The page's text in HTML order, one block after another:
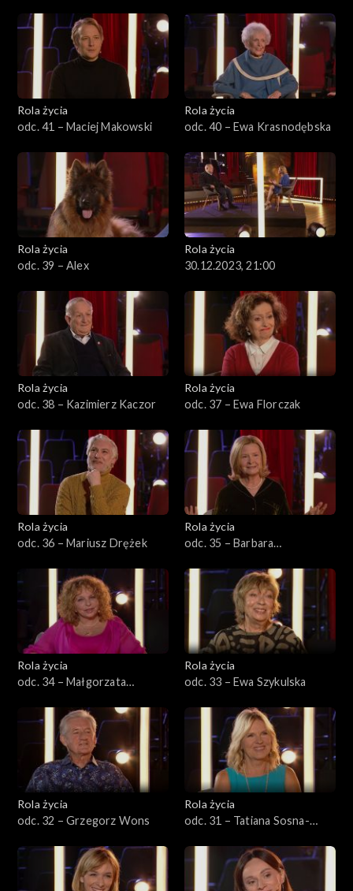
Rola życia
odc. 41 – Maciej Makowski
Rola życia
odc. 40 – Ewa Krasnodębska
Rola życia
odc. 39 – Alex
Rola życia
30.12.2023, 21:00
Rola życia
odc. 38 – Kazimierz Kaczor
Rola życia
odc. 37 – Ewa Florczak
Rola życia
odc. 36 – Mariusz Drężek
Rola życia
odc. 35 – Barbara
Rola życia
odc. 34 – Małgorzata
Rola życia
odc. 33 – Ewa Szykulska
Rola życia
odc. 32 – Grzegorz Wons
Rola życia
odc. 31 – Tatiana Sosna-